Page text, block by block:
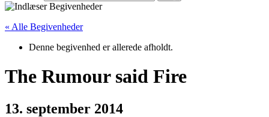
« Alle Begivenheder
Denne begivenhed er allerede afholdt.
The Rumour said Fire
13. september 2014